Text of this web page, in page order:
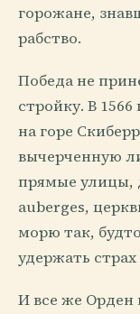
горожане,
рабство.
Победа не
стройку. В
на горе
вычерченную
прямые улицы,
auberges,
морю так,
удержать
И все же Орден